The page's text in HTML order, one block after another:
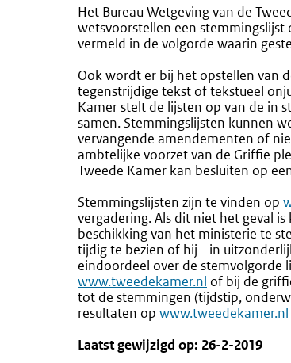
Het Bureau Wetgeving van de
wetsvoorstellen een
vermeld in de volgorde waarin
Ook wordt er bij het opstellen van
tegenstrijdige tekst of tekstueel
Kamer stelt de lijsten op van de in
samen. Stemmingslijsten kunnen
vervangende amendementen of
ambtelijke voorzet van de Griffie
Tweede Kamer kan besluiten op
Stemmingslijsten zijn te vinden op
vergadering. Als dit niet het geval
beschikking van het ministerie te
tijdig te bezien of hij - in
eindoordeel over de stemvolgorde
www.tweedekamer.nl of bij de
tot de stemmingen (tijdstip,
resultaten op Externe
www.tweedekamer.nl
Laatst gewijzigd op: 26-2-2019